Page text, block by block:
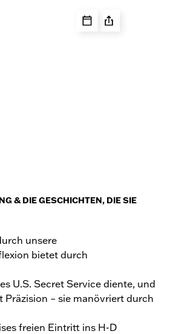
& DIE GESCHICHTEN, DIE SIE
unsere
bietet durch
U.S. Secret Service diente, und
Präzision – sie manövriert durch
freien Eintritt ins H-D